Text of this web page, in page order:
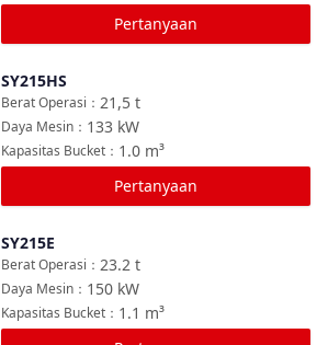
Pertanyaan
SY215HS
21,5 t
Berat Operasi ：
133 kW
Daya Mesin ：
1.0 m³
Kapasitas Bucket ：
Pertanyaan
SY215E
23.2 t
Berat Operasi ：
150 kW
Daya Mesin ：
1.1 m³
Kapasitas Bucket ：